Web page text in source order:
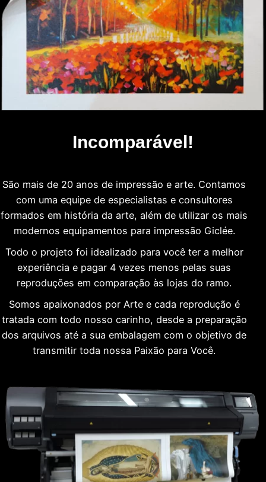
Incomparável!
São mais de 20 anos de impressão e arte. Contamos
com uma equipe de especialistas e consultores
formados em história da arte, além de utilizar os mais
modernos equipamentos para impressão Giclée.
Todo o projeto foi idealizado para você ter a melhor
experiência e pagar 4 vezes menos pelas suas
reproduções em comparação às lojas do ramo.
Somos apaixonados por Arte e cada reprodução é
tratada com todo nosso carinho, desde a preparação
dos arquivos até a sua embalagem com o objetivo de
transmitir toda nossa Paixão para Você.